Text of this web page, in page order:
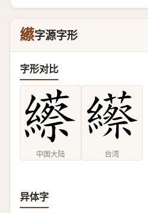
䌨字源字形
字形对比
中国大陆 台湾
异体字